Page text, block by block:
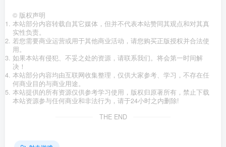
© 版权声明
本站部分内容转载自其它媒体，但并不代表本站赞同其观点和对其真
实性负责。
若您需要商业运营或用于其他商业活动，请您购买正版授权并合法使
用。
如果本站有侵犯、不妥之处的资源，请联系我们。将会第一时间解
决！
本站部分内容均由互联网收集整理，仅供大家参考、学习，不存在任
何商业目的与商业用途。
本站提供的所有资源仅供参考学习使用，版权归原著所有，禁止下载
本站资源参与任何商业和非法行为，请于24小时之内删除!
THE END